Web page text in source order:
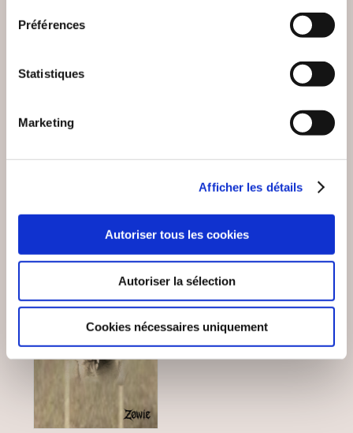
Préférences
Statistiques
Marketing
Afficher les détails
Autoriser tous les cookies
Autoriser la sélection
Cookies nécessaires uniquement
Atelier d'écritures ROYAN
(0 avis)
HOMME EN FUITE
22€00